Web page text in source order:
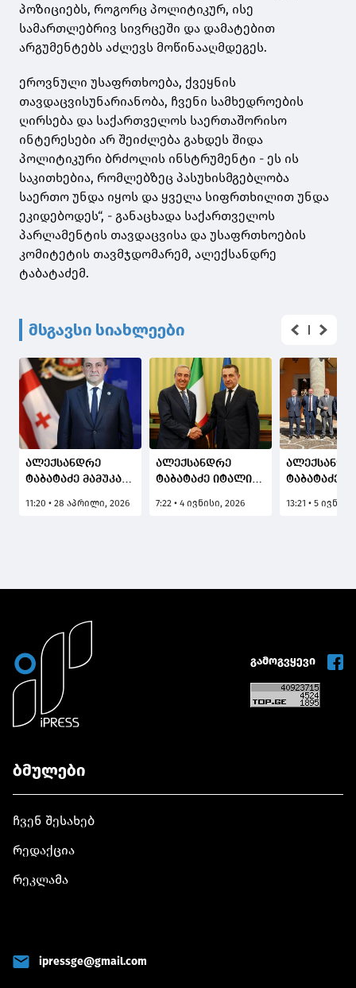
პოზიციებს, როგორც პოლიტიკურ, ისე
სამართლებრივ სივრცეში და დამატებით
არგუმენტებს აძლევს მოწინააღმდეგეს.
ეროვნული უსაფრთხოება, ქვეყნის
თავდაცვისუნარიანობა, ჩვენი სამხედროების
ღირსება და საქართველოს საერთაშორისო
ინტერესები არ შეიძლება გახდეს შიდა
პოლიტიკური ბრძოლის ინსტრუმენტი - ეს ის
საკითხებია, რომლებზეც პასუხისმგებლობა
საერთო უნდა იყოს და ყველა სიფრთხილით უნდა
ეკიდებოდეს“, - განაცხადა საქართველოს
პარლამენტის თავდაცვისა და უსაფრთხოების
კომიტეტის თავმჯდომარემ, ალექსანდრე
ტაბატაძემ.
მსგავსი სიახლეები
ალექსანდრე
ტაბატაძე მამუკა
შესახებ: მთავარი
11:20 • 28 აპრილი, 2026
ალექსანდრე
ტაბატაძე იტალიის
და თავდაცვის
7:22 • 4 ივნისი, 2026
ტაბატაძე
უწყებების
13:21 • 5
გამოგვყევი
ბმულები
ჩვენ შესახებ
რედაქცია
რეკლამა
ipressge@gmail.com